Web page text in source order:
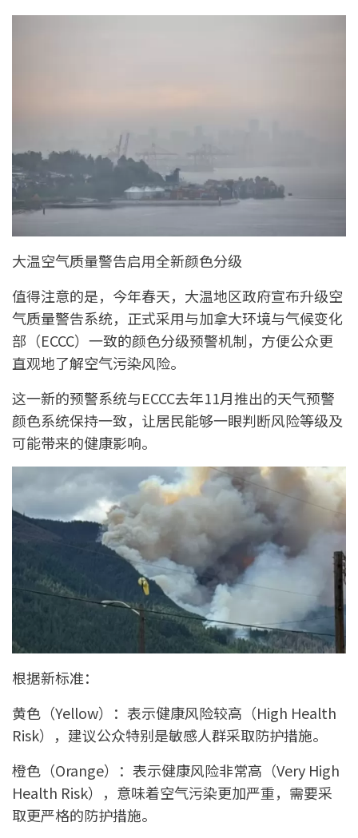
大温空气质量警告启用全新颜色分级
值得注意的是，今年春天，大温地区政府宣布升级空
气质量警告系统，正式采用与加拿大环境与气候变化
部（ECCC）一致的颜色分级预警机制，方便公众更
直观地了解空气污染风险。
这一新的预警系统与ECCC去年11月推出的天气预警
颜色系统保持一致，让居民能够一眼判断风险等级及
可能带来的健康影响。
根据新标准：
黄色（Yellow）：表示健康风险较高（High Health
Risk），建议公众特别是敏感人群采取防护措施。
橙色（Orange）：表示健康风险非常高（Very High
Health Risk），意味着空气污染更加严重，需要采
取更严格的防护措施。